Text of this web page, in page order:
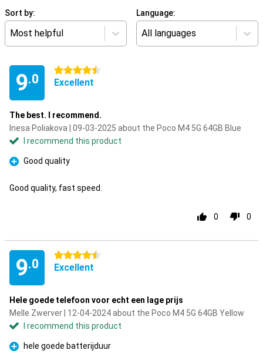
Sort by:
Most helpful
Language:
All languages
9.0
4.5 stars
Excellent
The best. I recommend.
Inesa Poliakova | 09-03-2025 about the Poco M4 5G 64GB Blue
I recommend this product
Pro
Good quality
Good quality, fast speed.
0 0
9.0
4.5 stars
Excellent
Hele goede telefoon voor echt een lage prijs
Melle Zwerver | 12-04-2024 about the Poco M4 5G 64GB Yellow
I recommend this product
Pro
hele goede batterijduur